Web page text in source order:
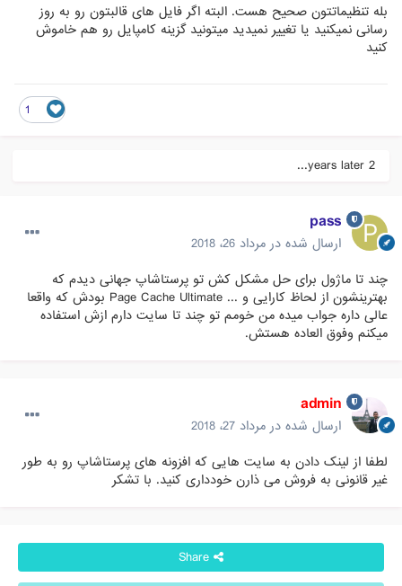
بله تنظیماتتون صحیح هست. البته اگر فایل های قالبتون رو به روز
رسانی نمیکنید یا تغییر نمیدید میتونید گزینه کامپایل رو هم خاموش
کنید
2 years later...
pass
ارسال شده در مرداد 26، 2018
چند تا ماژول برای حل مشکل کش تو پرستاشاپ جهانی دیدم که
بهترینشون از لحاظ کارایی و ... Page Cache Ultimate بودش که واقعا
عالی داره جواب میده من خومم تو چند تا سایت دارم ازش استفاده
میکنم وفوق العاده هستش.
admin
ارسال شده در مرداد 27، 2018
لطفا از لینک دادن به سایت هایی که افزونه های پرستاشاپ رو به طور
غیر قانونی به فروش می ذارن خودداری کنید. با تشکر
Share